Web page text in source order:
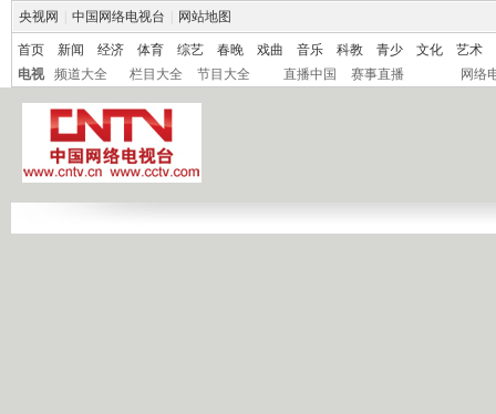
央视网 中国网络电视台 网站地图
首页 新闻 经济 体育 综艺 春晚 戏曲 音乐 科教 青少 文化
艺术
电视
频道大全 栏目大全 节目大全 直播中国 赛事直播 网络